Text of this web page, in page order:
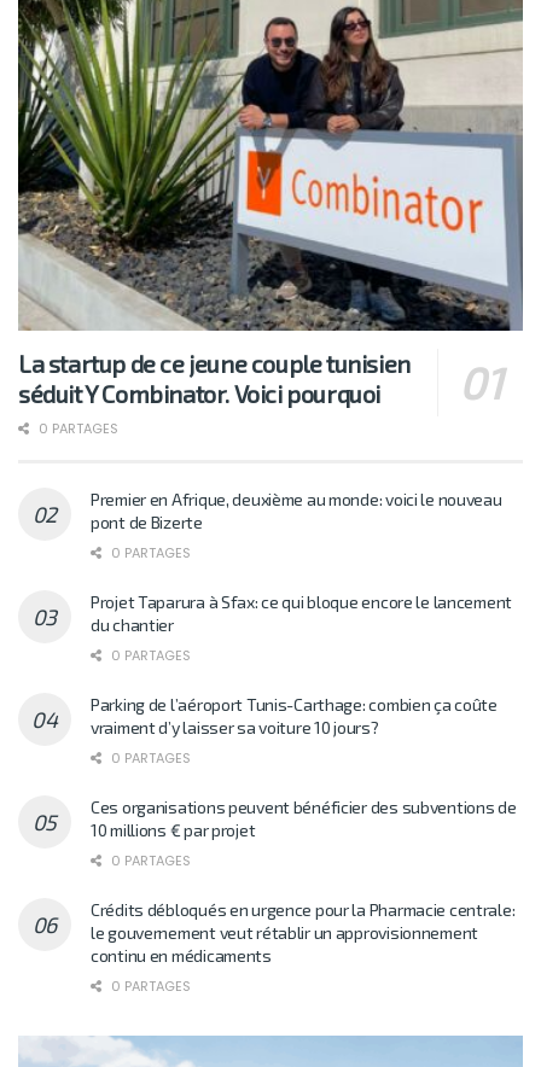
La startup de ce jeune couple tunisien
séduit Y Combinator. Voici pourquoi
0 PARTAGES
Premier en Afrique, deuxième au monde: voici le nouveau
pont de Bizerte
0 PARTAGES
Projet Taparura à Sfax: ce qui bloque encore le lancement
du chantier
0 PARTAGES
Parking de l’aéroport Tunis-Carthage: combien ça coûte
vraiment d’y laisser sa voiture 10 jours?
0 PARTAGES
Ces organisations peuvent bénéficier des subventions de
10 millions € par projet
0 PARTAGES
Crédits débloqués en urgence pour la Pharmacie centrale:
le gouvernement veut rétablir un approvisionnement
continu en médicaments
0 PARTAGES